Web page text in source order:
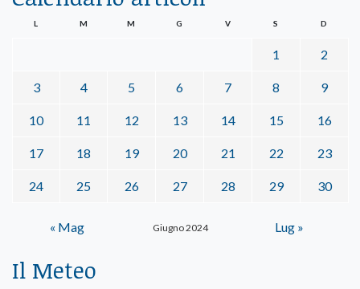
Giugno 2024
L M M G V S D
1 2
3 4 5 6 7 8 9
10 11 12 13 14 15 16
17 18 19 20 21 22 23
24 25 26 27 28 29 30
« Mag Lug »
Il Meteo